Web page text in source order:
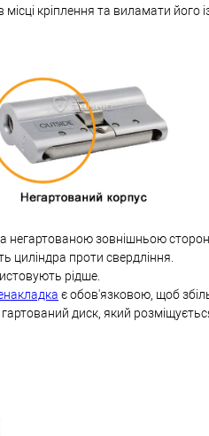
кріплення та виламати його
негартованою зовнішньою
циліндра проти свердління.
рідше.
є обов'язковою, щоб
диск, який